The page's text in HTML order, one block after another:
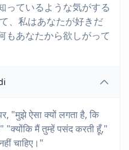
っているような気がする
、私はあなたが好きだ
もあなたから欲しがって
"मुझे ऐसा क्यों लगता है, कि
"क्योंकि मैं तुम्हें पसंद करती हूँ,"
चाहिए।"